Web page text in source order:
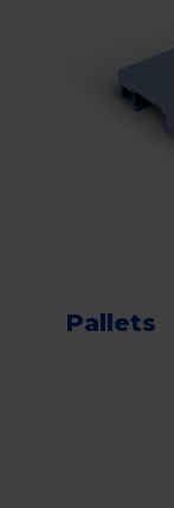
Pallets